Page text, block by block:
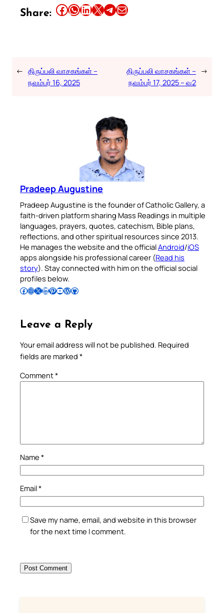
Share: Share this article on Facebook Share this article on WhatsApp Share this article on LinkedIn Share this article on X Share this article on TelegramEmail this Article
← திருப்பலி வாசகங்கள் –
நவம்பர் 16, 2025
திருப்பலி வாசகங்கள் –
நவம்பர் 17, 2025 – வ2
→
Pradeep Augustine
Pradeep Augustine is the founder of Catholic Gallery, a
faith-driven platform sharing Mass Readings in multiple
languages, prayers, quotes, catechism, Bible plans,
reflections, and other spiritual resources since 2013.
He manages the website and the officialAndroid/iOS
apps alongside his professional career (Read his
story). Stay connected with him on the official social
profiles below.
Follow Pradeep on Facebook Follow Pradeep on InstagramFollow Pradeep on X Follow Pradeep on LinkedIn Follow Pradeep on Pinterest Subscribe to Pradeep’s Youtube Channel Follow Pradeep on WordPress Follow Pradeep on GitHub
Leave a Reply
Your email address will not be published. Required
fields are marked *
Comment*
Name *
Email*
Save my name, email, and website in this browser
for the next time I comment.